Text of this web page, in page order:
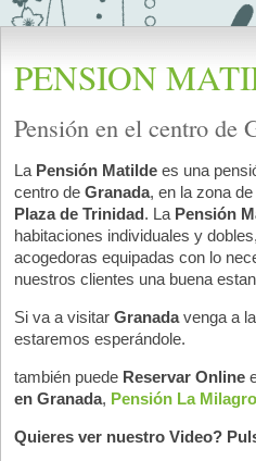
PENSION
Pensión en el centro de
La Pensión Matilde es una
centro deGranada, en la zona
Plaza de Trinidad . La Pensión
habitaciones individuales y
acogedoras equipadas con lo
nuestros clientes una buena
Si va a visitarGranadavenga a la
estaremos esperándole.
también puede Reservar Online
en Granada, Pensión La
Quieres ver nuestro Video?